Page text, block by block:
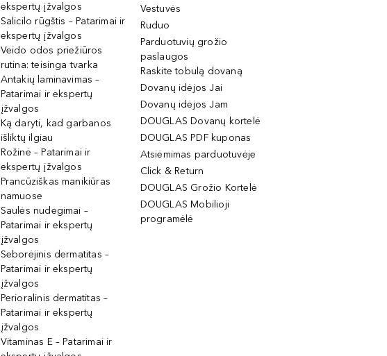
ekspertų įžvalgos
Salicilo rūgštis – Patarimai ir
ekspertų įžvalgos
Veido odos priežiūros
rutina: teisinga tvarka
Antakių laminavimas –
Patarimai ir ekspertų
įžvalgos
Ką daryti, kad garbanos
išliktų ilgiau
Rožinė – Patarimai ir
ekspertų įžvalgos
Prancūziškas manikiūras
namuose
Saulės nudegimai –
Patarimai ir ekspertų
įžvalgos
Seborėjinis dermatitas –
Patarimai ir ekspertų
įžvalgos
Perioralinis dermatitas –
Patarimai ir ekspertų
įžvalgos
Vitaminas E – Patarimai ir
Vestuvės
Ruduo
Parduotuvių grožio
paslaugos
Raskite tobulą dovaną
Dovanų idėjos Jai
Dovanų idėjos Jam
DOUGLAS Dovanų kortelė
DOUGLAS PDF kuponas
Atsiėmimas parduotuvėje
Click & Return
DOUGLAS Grožio Kortelė
DOUGLAS Mobilioji
programėlė